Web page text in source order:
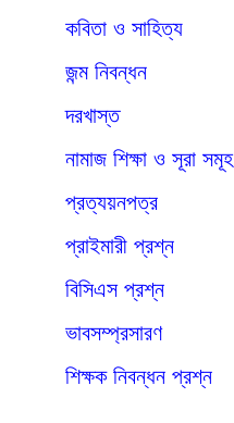
কবিতা ও সাহিত্য
জন্ম নিবন্ধন
দরখাস্ত
নামাজ শিক্ষা ও সূরা সমূহ
প্রত্যয়নপত্র
প্রাইমারী প্রশ্ন
বিসিএস প্রশ্ন
ভাবসম্প্রসারণ
শিক্ষক নিবন্ধন প্রশ্ন